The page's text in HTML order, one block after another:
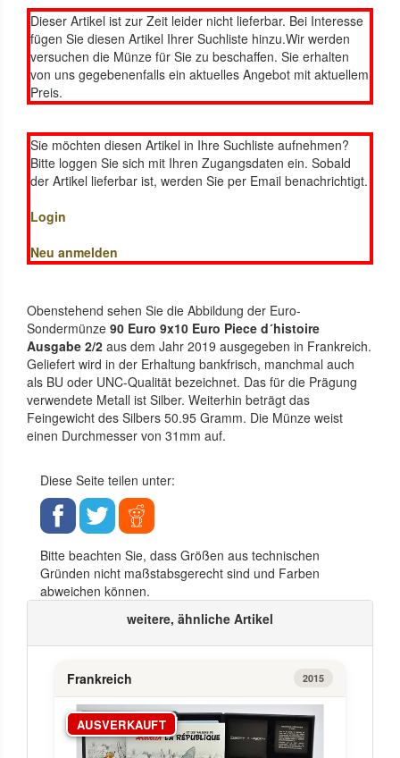
Dieser Artikel ist zur Zeit leider nicht lieferbar. Bei Interesse
fügen Sie diesen Artikel Ihrer Suchliste hinzu.Wir werden
versuchen die Münze für Sie zu beschaffen. Sie erhalten
von uns gegebenenfalls ein aktuelles Angebot mit aktuellem
Preis.
Sie möchten diesen Artikel in Ihre Suchliste aufnehmen?
Bitte loggen Sie sich mit Ihren Zugangsdaten ein. Sobald
der Artikel lieferbar ist, werden Sie per Email benachrichtigt.
Login
Neu anmelden
Obenstehend sehen Sie die Abbildung der Euro-
Sondermünze 90 Euro 9x10 Euro Piece d´histoire
Ausgabe 2/2 aus dem Jahr 2019 ausgegeben in Frankreich.
Geliefert wird in der Erhaltung bankfrisch, manchmal auch
als BU oder UNC-Qualität bezeichnet. Das für die Prägung
verwendete Metall ist Silber. Weiterhin beträgt das
Feingewicht des Silbers 50.95 Gramm. Die Münze weist
einen Durchmesser von 31mm auf.
Diese Seite teilen unter:
Bitte beachten Sie, dass Größen aus technischen
Gründen nicht maßstabsgerecht sind und Farben
abweichen können.
weitere, ähnliche Artikel
Frankreich 2015
AUSVERKAUFT